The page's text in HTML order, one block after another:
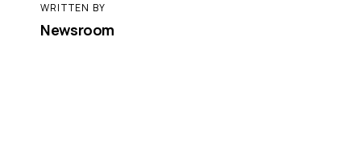
WRITTEN BY
Newsroom